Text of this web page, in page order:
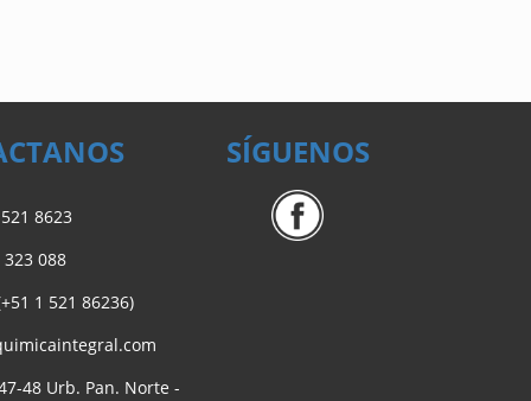
8623
323 088
1 521 86236)
48 Urb. Pan. Norte -
SÍGUENOS